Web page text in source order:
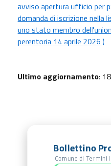
avviso apertura ufficio per
domanda di iscrizione nella
uno stato membro
perentoria 14 aprile 2026 )
Ultimo aggiornamento:
Bollettino
Comune di Termini